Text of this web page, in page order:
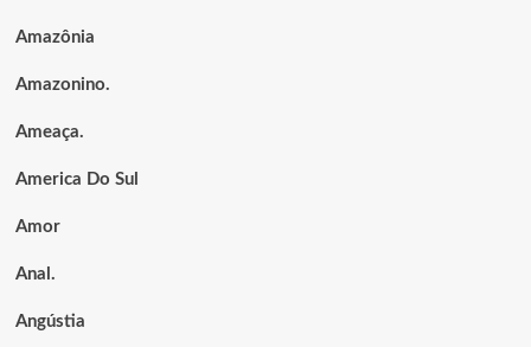
Amazônia
Amazonino.
Ameaça.
America Do Sul
Amor
Anal.
Angústia